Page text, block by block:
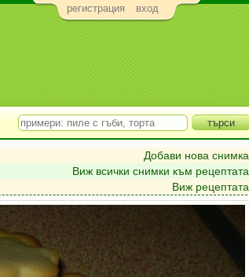
регистрация вход
Добави нова снимка
Виж всички снимки към рецептата
Виж рецептата